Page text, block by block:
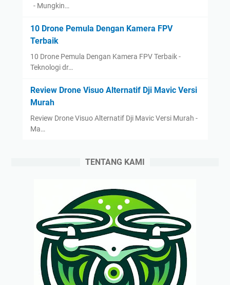
- Mungkin…
10 Drone Pemula Dengan Kamera FPV
Terbaik
10 Drone Pemula Dengan Kamera FPV Terbaik -
Teknologi dr…
Review Drone Visuo Alternatif Dji Mavic Versi
Murah
Review Drone Visuo Alternatif Dji Mavic Versi Murah -
Ma…
TENTANG KAMI